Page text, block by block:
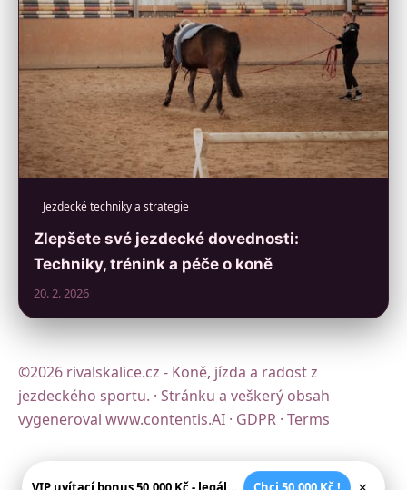
Jezdecké techniky a strategie
Zlepšete své jezdecké dovednosti:
Techniky, trénink a péče o koně
20. 2. 2026
©2026 rivalskalice.cz - Koně, jízda a radost z
jezdeckého sportu. · Stránku a veškerý obsah
vygeneroval www.contentis.AI · GDPR · Terms